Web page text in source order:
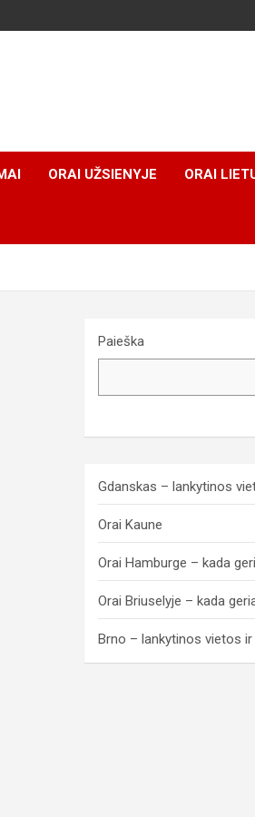
ORAI UŽSIENYJE ORAI
Paieška
Gdanskas – lankytinos
Orai Kaune
Orai Hamburge – kada
Orai Briuselyje – kada
Brno – lankytinos vietos